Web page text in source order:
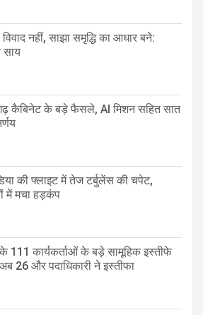
विवाद नहीं, साझा समृद्धि का आधार बने:
साय
कैबिनेट के बड़े फैसले, AI मिशन सहित सात
की फ्लाइट में तेज टर्बुलेंस की चपेट,
में मचा हड़कंप
111 कार्यकर्ताओं के बड़े सामूहिक इस्तीफे
26 और पदाधिकारी ने इस्तीफा